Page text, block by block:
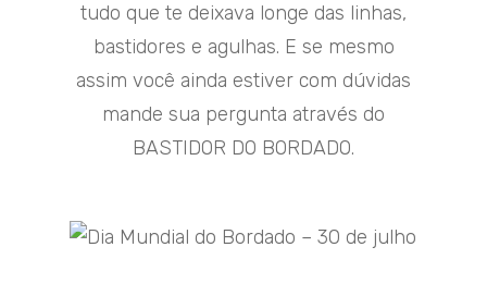
tudo que te deixava longe das linhas,
bastidores e agulhas. E se mesmo
assim você ainda estiver com dúvidas
mande sua pergunta através do
BASTIDOR DO BORDADO.